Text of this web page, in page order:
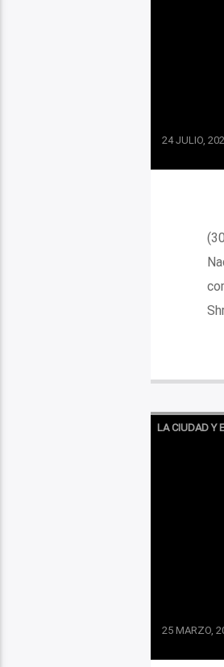
24 JULIO,
LA CIUDAD Y
25 MARZO,